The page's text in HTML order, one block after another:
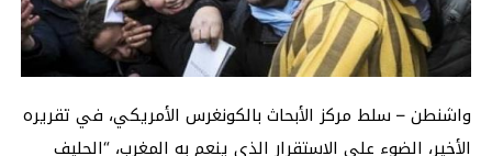
واشنطن – سلط مركز الأبحاث بالكونغرس الأمريكي، في تقريره
الأخير، الضوء على الاستقرار الذي ينعم به المغرب، “الحليف